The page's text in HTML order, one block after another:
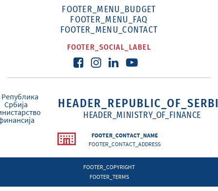
FOOTER_MENU_BUDGET
FOOTER_MENU_FAQ
FOOTER_MENU_CONTACT
FOOTER_SOCIAL_LABEL
HEADER_MINISTRY_OF_FINANCE
FOOTER_CONTACT_NAME
FOOTER_CONTACT_ADDRESS
FOOTER_COPYRIGHT
FOOTER_TERMS